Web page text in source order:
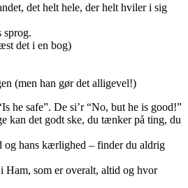
det helt hele, der helt hviler i sig
sprog.
det i en bog)
(men han gør det alligevel!)
he safe”. De si’r “No, but he is good!”
kan det godt ske, du tænker på ting, du
og hans kærlighed – finder du aldrig
Ham, som er overalt, altid og hvor